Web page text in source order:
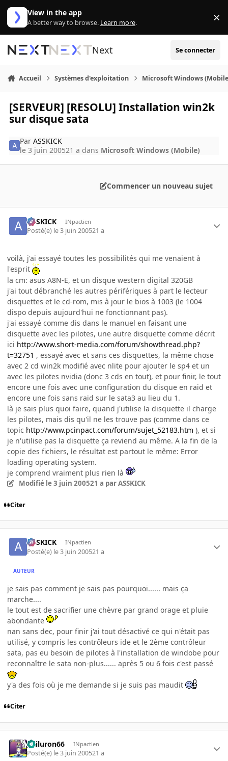
Aller au contenu
View in the app
A better way to browse. Learn more. ×
Next Se connecter
Accueil Systèmes d'exploitation Microsoft Windows
[SERVEUR] [RESOLU] Installation win2k
sur disque sata
ParASSKICK
le 3 juin 200521 a dans Microsoft Windows (Mobile)
Commencer un nouveau sujet
ASSKICK INpactien
Posté(e) le 3 juin 200521 a
voilà, j'ai essayé toutes les possibilités qui me venaient à
l'esprit
la cm: asus A8N-E, et un disque western digital 320GB
j'ai tout débranché les autres périfériques à part le lecteur
disquettes et le cd-rom, mis à jour le bios à 1003 (le 1004
dispo depuis aujourd'hui ne fonctionnant pas).
j'ai essayé comme dis dans le manuel en faisant une
disquette avec les pilotes, une autre disquette comme décrit
ici http://www.short-media.com/forum/showthread.php?
t=32751 , essayé avec et sans ces disquettes, la même chose
avec 2 cd win2k modifié avec nlite pour ajouter le sp4 et un
avec les pilotes nvidia (donc 3 cds en tout), et pour finir, le tout
encore une fois avec une configuration du disque en raid et
encore une fois sans raid sur le sata3 au lieu du 1.
là je sais plus quoi faire, quand j'utilise la disquette il charge
les pilotes, mais dis qu'il ne les trouve pas (comme dans ce
topic http://www.pcinpact.com/forum/sujet_52183.htm ), et si
je n'utilise pas la disquette ça reviend au même. A la fin de la
copie des fichiers, le résultat est partout le même: Error
loading operating system.
je comprend vraiment plus rien là
Modifié le 3 juin 200521 a par ASSKICK
Citer
ASSKICK INpactien
Posté(e) le 3 juin 200521 a
AUTEUR
je sais pas comment je sais pas pourquoi...... mais ça
marche....
le tout est de sacrifier une chèvre par grand orage et pluie
abondante
nan sans dec, pour finir j'ai tout désactivé ce qui n'était pas
utilisé, y compris les contrôleurs ide et le 2ème contrôleur
sata, pas eu besoin de pilotes à l'installation de windobe pour
reconnaître le sata non-plus...... après 5 ou 6 fois c'est passé
y'a des fois où je me demande si je suis pas maudit
Citer
gailuron66 INpactien
Posté(e) le 3 juin 200521 a